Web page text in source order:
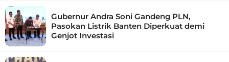
Gubernur Andra Soni Gandeng PLN,
Pasokan Listrik Banten Diperkuat demi
Genjot Investasi